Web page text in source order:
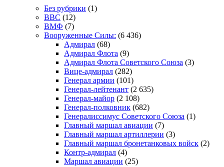
Без рубрики (1)
ВВС (12)
ВМФ (7)
Вооруженные Силы: (6 436)
Адмирал (68)
Адмирал Флота (9)
Адмирал Флота Советского Союза (3)
Вице-адмирал (282)
Генерал армии (101)
Генерал-лейтенант (2 635)
Генерал-майор (2 108)
Генерал-полковник (682)
Генералиссимус Советского Союза (1)
Главный маршал авиации (7)
Главный маршал артиллерии (3)
Главный маршал бронетанковых войск (2)
Контр-адмирал (4)
Маршал авиации (25)